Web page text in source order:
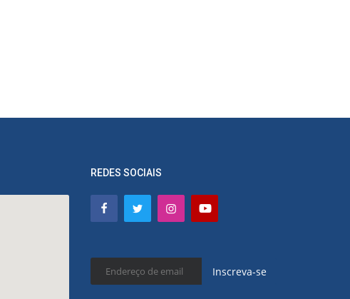
REDES SOCIAIS
Inscreva-se